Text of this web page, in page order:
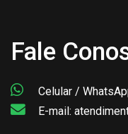
Fale
Celular /
E-mail: